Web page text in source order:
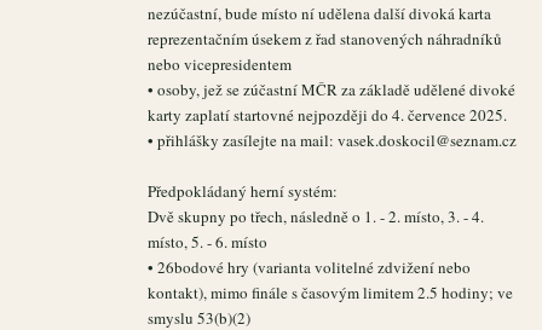
nezúčastní, bude místo ní udělena další divoká karta
reprezentačním úsekem z řad stanovených náhradníků
nebo vicepresidentem
• osoby, jež se zúčastní MČR za základě udělené divoké
karty zaplatí startovné nejpozději do 4. července 2025.
• přihlášky zasílejte na mail: vasek.doskocil@seznam.cz
Předpokládaný herní systém:
Dvě skupny po třech, následně o 1. - 2. místo, 3. - 4.
místo, 5. - 6. místo
• 26bodové hry (varianta volitelné zdvižení nebo
kontakt), mimo finále s časovým limitem 2.5 hodiny; ve
smyslu 53(b)(2)